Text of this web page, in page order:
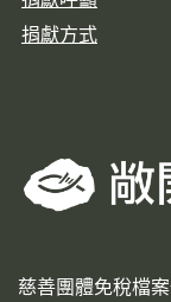
捐獻方式
慈善團體免稅檔